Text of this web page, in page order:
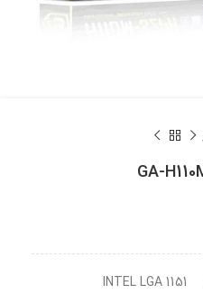
INTEL LGA 1151